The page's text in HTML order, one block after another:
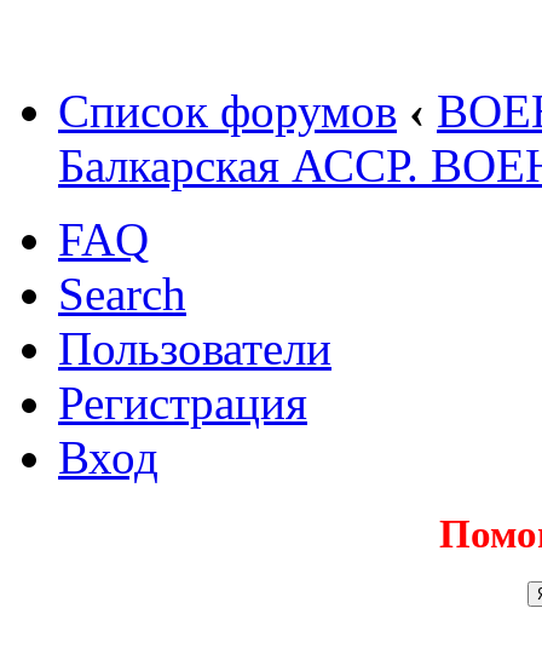
Список форумов ‹
Балкарская АССР.
FAQ
Search
Пользователи
Регистрация
Вход